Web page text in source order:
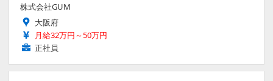
株式会社GUM
大阪府
月給32万円～50万円
正社員